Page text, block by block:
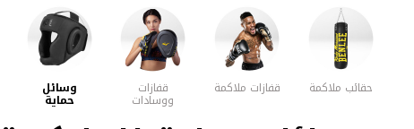
حقائب ملاكمة قفازات ملاكمة قفازات
ووسادات
ملاكمة
وسائل
حماية
للملاكمة